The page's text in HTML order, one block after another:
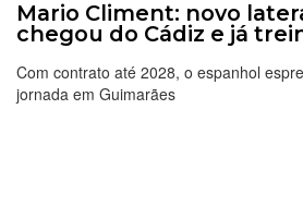
Mario Climent: novo
chegou do Cádiz e já
Com contrato até 2028, o espanhol
jornada em Guimarães